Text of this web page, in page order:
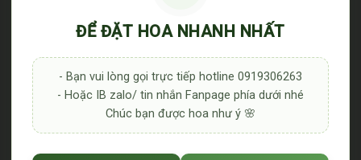
ĐỂ ĐẶT HOA NHANH NHẤT
- Bạn vui lòng gọi trực tiếp hotline 0919306263
- Hoặc IB zalo/ tin nhắn Fanpage phía dưới nhé
Chúc bạn được hoa như ý 🌸